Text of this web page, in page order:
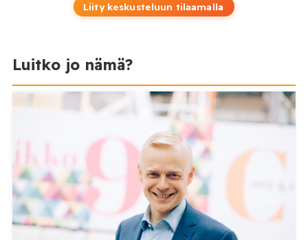
Liity keskusteluun tilaamalla
Luitko jo nämä?